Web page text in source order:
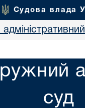
Судова влада
суд